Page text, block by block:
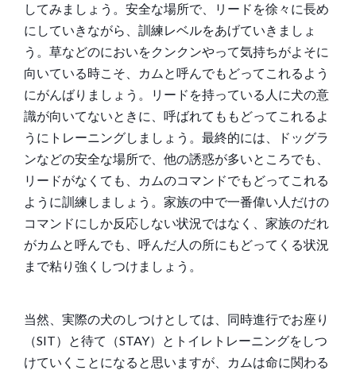
してみましょう。安全な場所で、リードを徐々に長め
にしていきながら、訓練レベルをあげていきましょ
う。草などのにおいをクンクンやって気持ちがよそに
向いている時こそ、カムと呼んでもどってこれるよう
にがんばりましょう。リードを持っている人に犬の意
識が向いてないときに、呼ばれてももどってこれるよ
うにトレーニングしましょう。最終的には、ドッグラ
ンなどの安全な場所で、他の誘惑が多いところでも、
リードがなくても、カムのコマンドでもどってこれる
ように訓練しましょう。家族の中で一番偉い人だけの
コマンドにしか反応しない状況ではなく、家族のだれ
がカムと呼んでも、呼んだ人の所にもどってくる状況
まで粘り強くしつけましょう。
当然、実際の犬のしつけとしては、同時進行でお座り
（SIT）と待て（STAY）とトイレトレーニングをしつ
けていくことになると思いますが、カムは命に関わる